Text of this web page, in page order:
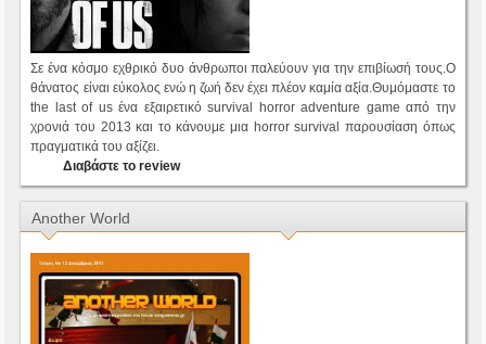
Σε ένα κόσμο εχθρικό δυο άνθρωποι παλεύουν για την επιβίωσή τους.Ο
θάνατος είναι εύκολος ενώ η ζωή δεν έχει πλέον καμία αξία.Θυμόμαστε το
the last of us ένα εξαιρετικό survival horror adventure game από την
χρονιά του 2013 και το κάνουμε μια horror survival παρουσίαση όπως
πραγματικά του αξίζει.
Διαβάστε το review
Another World